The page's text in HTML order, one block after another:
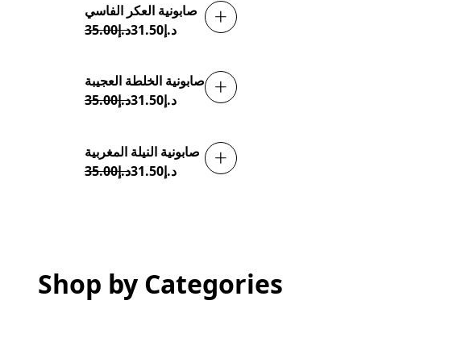
تخفيضاتصابونية العكر الفاسي
د.إ35.00
د.إ31.50
تخفيضاتصابونية الخلطة العجيبة
د.إ35.00
د.إ31.50
تخفيضاتصابونية النيلة المغربية
د.إ35.00
د.إ31.50
Shop by Categories